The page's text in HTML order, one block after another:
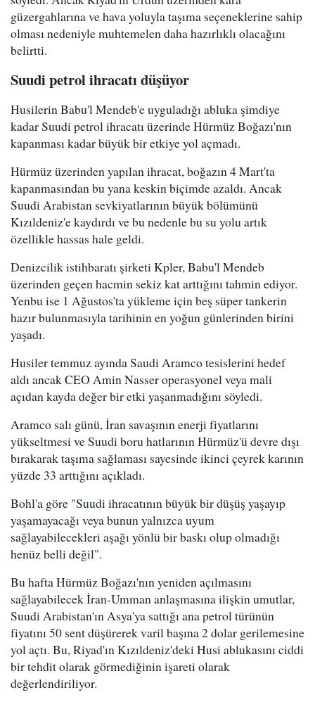
güzergahlarına ve hava yoluyla taşıma seçeneklerine sahip
olması nedeniyle muhtemelen daha hazırlıklı olacağını
belirtti.
Suudi petrol ihracatı düşüyor
Husilerin Babu'l Mendeb'e uyguladığı abluka şimdiye
kadar Suudi petrol ihracatı üzerinde Hürmüz Boğazı'nın
kapanması kadar büyük bir etkiye yol açmadı.
Hürmüz üzerinden yapılan ihracat, boğazın 4 Mart'ta
kapanmasından bu yana keskin biçimde azaldı. Ancak
Suudi Arabistan sevkiyatlarının büyük bölümünü
Kızıldeniz'e kaydırdı ve bu nedenle bu su yolu artık
özellikle hassas hale geldi.
Denizcilik istihbaratı şirketi Kpler, Babu'l Mendeb
üzerinden geçen hacmin sekiz kat arttığını tahmin ediyor.
Yenbu ise 1 Ağustos'ta yükleme için beş süper tankerin
hazır bulunmasıyla tarihinin en yoğun günlerinden birini
yaşadı.
Husiler temmuz ayında Saudi Aramco tesislerini hedef
aldı ancak CEO Amin Nasser operasyonel veya mali
açıdan kayda değer bir etki yaşanmadığını söyledi.
Aramco salı günü, İran savaşının enerji fiyatlarını
yükseltmesi ve Suudi boru hatlarının Hürmüz'ü devre dışı
bırakarak taşıma sağlaması sayesinde ikinci çeyrek karının
yüzde 33 arttığını açıkladı.
Bohl'a göre "Suudi ihracatının büyük bir düşüş yaşayıp
yaşamayacağı veya bunun yalnızca uyum
sağlayabilecekleri aşağı yönlü bir baskı olup olmadığı
henüz belli değil".
Bu hafta Hürmüz Boğazı'nın yeniden açılmasını
sağlayabilecek İran-Umman anlaşmasına ilişkin umutlar,
Suudi Arabistan'ın Asya'ya sattığı ana petrol türünün
fiyatını 50 sent düşürerek varil başına 2 dolar gerilemesine
yol açtı. Bu, Riyad'ın Kızıldeniz'deki Husi ablukasını ciddi
bir tehdit olarak görmediğinin işareti olarak
değerlendiriliyor.